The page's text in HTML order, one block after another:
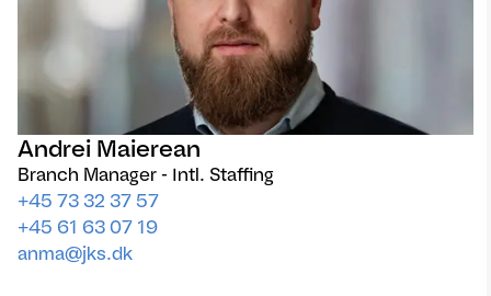
Andrei Maierean
Branch Manager - Intl. Staffing
+45 73 32 37 57
+45 61 63 07 19
anma@jks.dk